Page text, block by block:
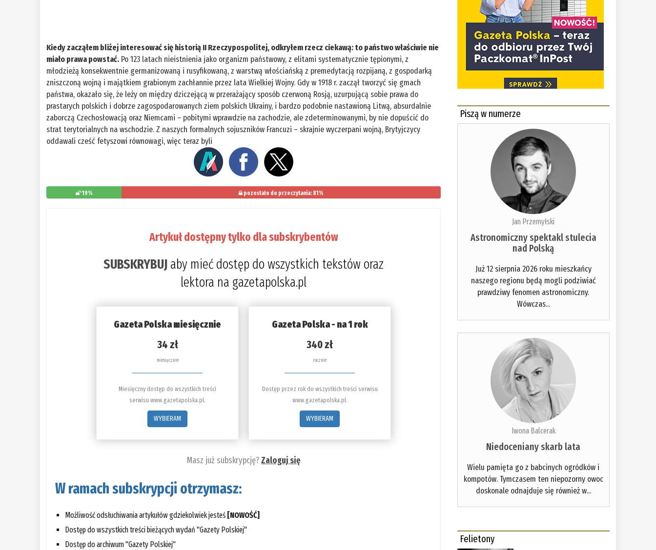
Kiedy zacząłem bliżej interesować się historią II Rzeczypospolitej, odkryłem rzecz ciekawą: to państwo właściwie nie
miało prawa powstać. Po 123 latach nieistnienia jako organizm państwowy, z elitami systematycznie tępionymi, z
młodzieżą konsekwentnie germanizowaną i rusyfikowaną, z warstwą włościańską z premedytacją rozpijaną, z gospodarką
zniszczoną wojną i majątkiem grabionym zachłannie przez lata Wielkiej Wojny. Gdy w 1918 r. zaczął tworzyć się gmach
państwa, okazało się, że leży on między dziczejącą w przerażający sposób czerwoną Rosją, uzurpującą sobie prawa do
prastarych polskich i dobrze zagospodarowanych ziem polskich Ukrainy, i bardzo podobnie nastawioną Litwą, absurdalnie
zaborczą Czechosłowacją oraz Niemcami – pobitymi wprawdzie na zachodzie, ale zdeterminowanymi, by nie dopuścić do
strat terytorialnych na wschodzie. Z naszych formalnych sojuszników Francuzi – skrajnie wyczerpani wojną, Brytyjczycy
oddawali cześć fetyszowi równowagi, więc teraz byli
19% pozostało do przeczytania: 81%
Artykuł dostępny tylko dla subskrybentów
SUBSKRYBUJ aby mieć dostęp do wszystkich tekstów oraz
lektora na gazetapolska.pl
Gazeta Polska miesięcznie
34 zł
miesięcznie
Miesięczny dostęp do wszystkich treści
serwisu www.gazetapolska.pl.
WYBIERAM
Gazeta Polska - na 1 rok
340 zł
rocznie
Dostęp przez rok do wszystkich treści serwisu
www.gazetapolska.pl.
WYBIERAM
Masz już subskrypcję?Zaloguj się
W ramach subskrypcji otrzymasz:
Możliwość odsłuchiwania artykułów gdziekolwiek jesteś [NOWOŚĆ]
Dostęp do wszystkich treści bieżących wydań "Gazety Polskiej"
Dostęp do archiwum "Gazety Polskiej"
Piszą w numerze
Jan Przemyłski
Astronomiczny spektakl stulecia
nad Polską
Już 12 sierpnia 2026 roku mieszkańcy
naszego regionu będą mogli podziwiać
prawdziwy fenomen astronomiczny.
Wówczas...
Iwona Balcerak
Niedoceniany skarb lata
Wielu pamięta go z babcinych ogródków i
kompotów. Tymczasem ten niepozorny owoc
doskonale odnajduje się również w...
Felietony